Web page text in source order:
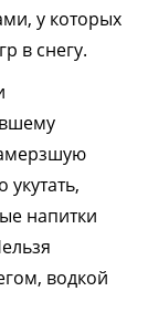
у которых
в снегу.
напитки
водкой